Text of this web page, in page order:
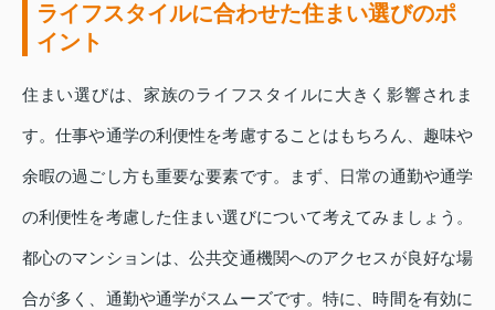
ライフスタイルに合わせた住まい選びのポ
イント
住まい選びは、家族のライフスタイルに大きく影響されま
す。仕事や通学の利便性を考慮することはもちろん、趣味や
余暇の過ごし方も重要な要素です。まず、日常の通勤や通学
の利便性を考慮した住まい選びについて考えてみましょう。
都心のマンションは、公共交通機関へのアクセスが良好な場
合が多く、通勤や通学がスムーズです。特に、時間を有効に